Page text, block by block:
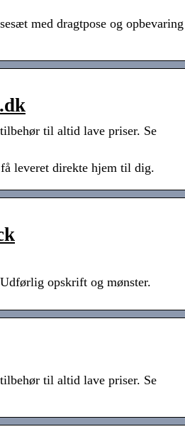
med dragtpose og opbevaring
til altid lave priser. Se
leveret direkte hjem til dig.
opskrift og mønster.
til altid lave priser. Se